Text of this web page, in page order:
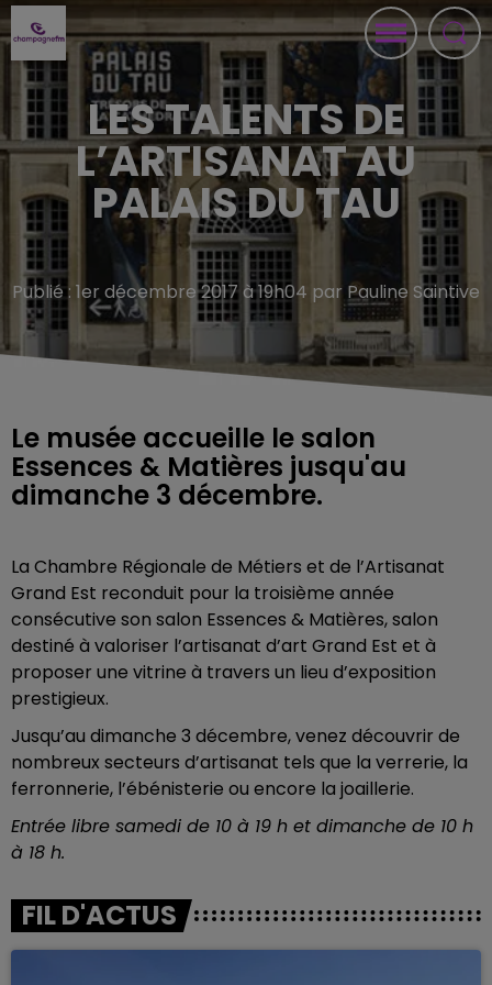
LES TALENTS DE
L’ARTISANAT AU
PALAIS DU TAU
Publié : 1er décembre 2017 à 19h04 par Pauline Saintive
Le musée accueille le salon
Essences & Matières jusqu'au
dimanche 3 décembre.
La Chambre Régionale de Métiers et de l’Artisanat
Grand Est reconduit pour la troisième année
consécutive son salon Essences & Matières, salon
destiné à valoriser l’artisanat d’art Grand Est et à
proposer une vitrine à travers un lieu d’exposition
prestigieux.
Jusqu’au dimanche 3 décembre, venez découvrir de
nombreux secteurs d’artisanat tels que la verrerie, la
ferronnerie, l’ébénisterie ou encore la joaillerie.
Entrée libre samedi de 10 à 19 h et dimanche de 10 h
à 18 h.
FIL D'ACTUS